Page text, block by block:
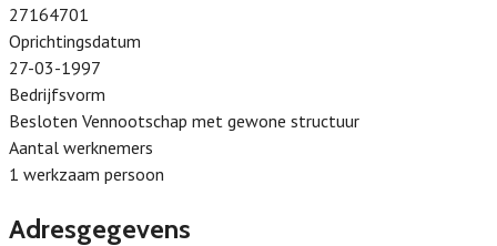
27164701
Oprichtingsdatum
27-03-1997
Bedrijfsvorm
Besloten Vennootschap met gewone structuur
Aantal werknemers
1 werkzaam persoon
Adresgegevens